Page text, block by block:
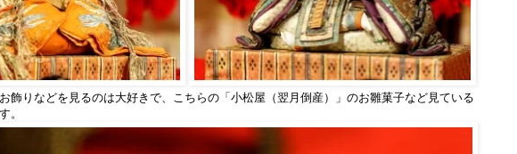
飾りなどを見るのは大好きで、こちらの「小松屋（翌月倒産）」のお雛菓子など見ている
。